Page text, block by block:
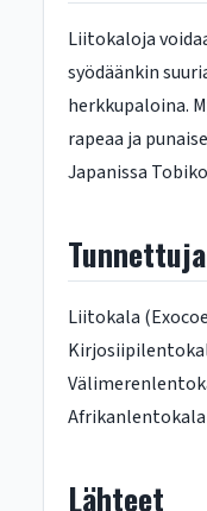
Liitokaloja
syödäänkin
herkkupaloina.
rapeaa ja
Japanissa
Liitokala
Lähteet